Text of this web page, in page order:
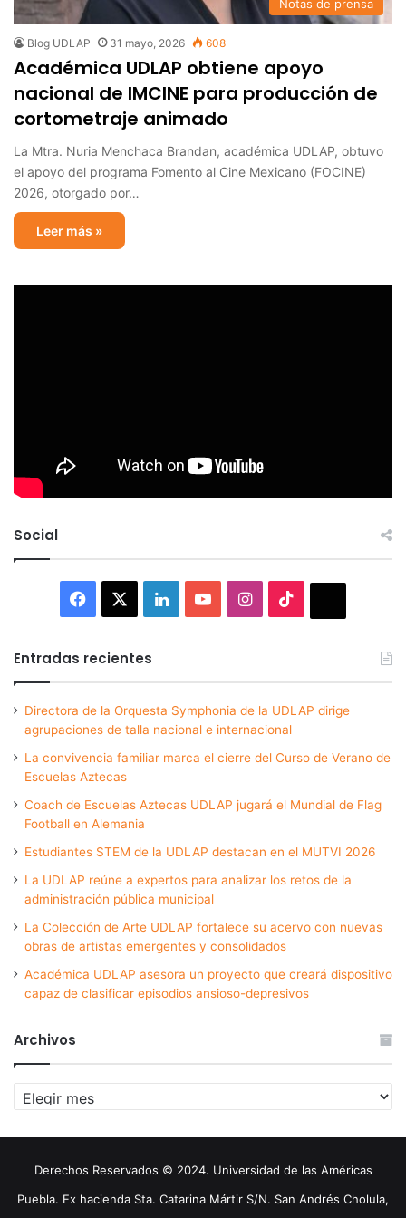
Notas de prensa
Blog UDLAP 31 mayo, 2026 608
Académica UDLAP obtiene apoyo
nacional de IMCINE para producción de
cortometraje animado
La Mtra. Nuria Menchaca Brandan, académica UDLAP, obtuvo
el apoyo del programa Fomento al Cine Mexicano (FOCINE)
2026, otorgado por…
Leer más »
Social
Facebook LinkedInYouTubeInstagram
Entradas recientes
Directora de la Orquesta Symphonia de la UDLAP dirige
agrupaciones de talla nacional e internacional
La convivencia familiar marca el cierre del Curso de Verano de
Escuelas Aztecas
Coach de Escuelas Aztecas UDLAP jugará el Mundial de Flag
Football en Alemania
Estudiantes STEM de la UDLAP destacan en el MUTVI 2026
La UDLAP reúne a expertos para analizar los retos de la
administración pública municipal
La Colección de Arte UDLAP fortalece su acervo con nuevas
obras de artistas emergentes y consolidados
Académica UDLAP asesora un proyecto que creará dispositivo
capaz de clasificar episodios ansioso-depresivos
Archivos
Archivos
Derechos Reservados © 2024. Universidad de las Américas
Puebla. Ex hacienda Sta. Catarina Mártir S/N. San Andrés Cholula,